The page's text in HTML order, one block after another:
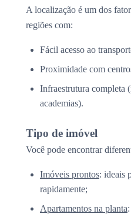
A localização é um dos
regiões com:
Fácil acesso ao
Proximidade com
Infraestrutura completa
academias).
Tipo de imóvel
Você pode encontrar
Imóveis prontos: ideais
rapidamente;
Apartamentos na planta